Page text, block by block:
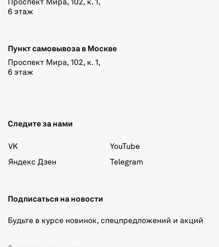
Проспект Мира, 102, к. 1,
6 этаж
Пункт самовывоза в Москве
Проспект Мира, 102, к. 1,
6 этаж
Следите за нами
VK
Яндекс Дзен
YouTube
Telegram
Подписаться на новости
Будьте в курсе новинок, спецпредложений и акций